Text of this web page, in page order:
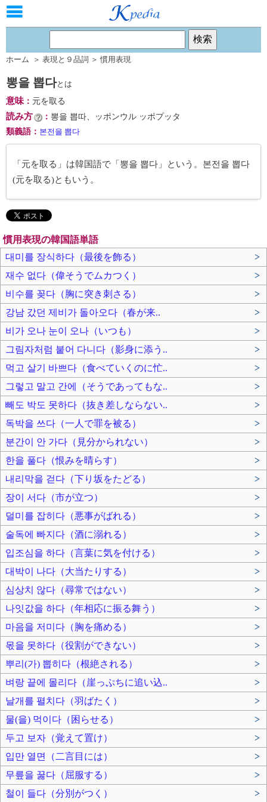
ホーム ＞ 表現と９品詞 ＞ 慣用表現
뽕을 뽑다とは
意味： 元を取る
読み方 ： 뽕을 뽑따、ッポンウル ッポプッタ
類義語 ： 본전을 뽑다
「元を取る」は韓国語で「뽕을 뽑다」という。본전을 뽑다
(元を取る)ともいう。
慣用表現の韓国語単語
대미를 장식하다（最後を飾る）
>
재수 없다（偉そうでムカつく）
>
비수를 꽂다（胸に突き刺さる）
>
강남 갔던 제비가 돌아오다（春が来..
>
비가 오나 눈이 오나（いつも）
>
그림자처럼 붙어 다니다（影身に添う..
>
먹고 살기 바쁘다（食べていくのに忙..
>
그렇고 말고 간에（そうであってもな..
>
빼도 박도 못하다（抜き差しならない..
>
독박을 쓰다（一人で罪を被る）
>
분간이 안 가다（見分かられない）
>
한을 풀다（恨みを晴らす）
>
내리막을 걷다（下り坂をたどる）
>
장이 서다（市が立つ）
>
덜미를 잡히다（悪事がばれる）
>
술독에 빠지다（酒に溺れる）
>
입조심을 하다（言葉に気を付ける）
>
대박이 나다（大当たりする）
>
심상치 않다（尋常ではない）
>
나잇값을 하다（年相応に振る舞う）
>
마음을 저미다（胸を痛める）
>
몫을 못하다（役割ができない）
>
뿌리(가) 뽑히다（根絶される）
>
벼랑 끝에 몰리다（崖っぷちに追い込..
>
날개를 펼치다（羽ばたく）
>
물(을) 먹이다（困らせる）
>
두고 보자（覚えて置け）
>
입만 열면（二言目には）
>
무릎을 꿇다（屈服する）
>
철이 들다（分別がつく）
>